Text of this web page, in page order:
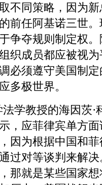
不同策略，因为
前任阿基诺三世
争夺规则制定权
织成员都应被视
必须遵守美国制
多极世界。
学教授的海因茨·
，应菲律宾单方
因为根据中国和
过对等谈判来解
那就是某些国家